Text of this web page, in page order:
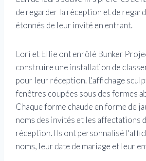
de regarder la réception et de
étonnés de leur invité en entrant.
Lori et Ellie ont enrôlé Bunker
construire une installation de
pour leur réception. L'affichage
fenêtres coupées sous des formes
Chaque forme chaude en forme de
noms des invités et les affectations
réception. Ils ont personnalisé
noms, leur date de mariage et leur